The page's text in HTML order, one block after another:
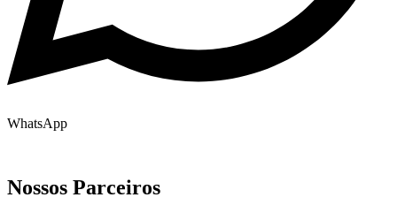
WhatsApp
Nossos Parceiros